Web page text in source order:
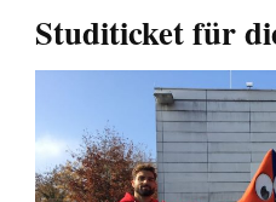
Studiticket für